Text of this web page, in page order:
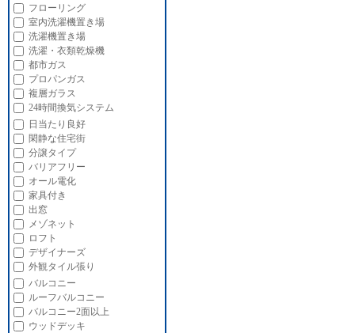
フローリング
室内洗濯機置き場
洗濯機置き場
洗濯・衣類乾燥機
都市ガス
プロパンガス
複層ガラス
24時間換気システム
日当たり良好
閑静な住宅街
分譲タイプ
バリアフリー
オール電化
家具付き
出窓
メゾネット
ロフト
デザイナーズ
外観タイル張り
バルコニー
ルーフバルコニー
バルコニー2面以上
ウッドデッキ